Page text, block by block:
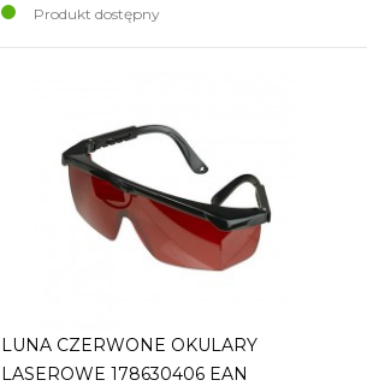
Produkt dostępny
LUNA CZERWONE OKULARY
LASEROWE 178630406 EAN